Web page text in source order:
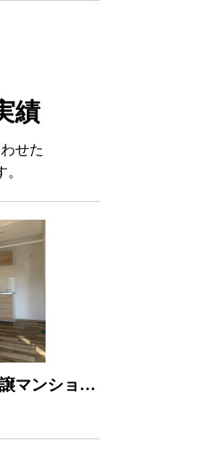
績
せた
マンション
新リフォー